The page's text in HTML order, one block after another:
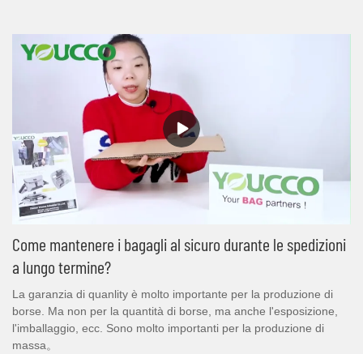
Come mantenere i bagagli al sicuro durante le spedizioni
a lungo termine?
La garanzia di quanlity è molto importante per la produzione di
borse. Ma non per la quantità di borse, ma anche l'esposizione,
l'imballaggio, ecc. Sono molto importanti per la produzione di
massa。